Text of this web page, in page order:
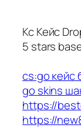
Кс Кейс
5 stars
cs:go кейс
go skins
https://
https://